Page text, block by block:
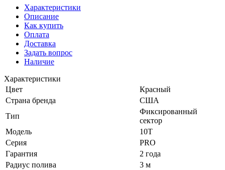
Характеристики
Описание
Как купить
Оплата
Доставка
Задать вопрос
Наличие
Характеристики
Цвет
Красный
Страна бренда
США
Тип
Фиксированный
сектор
Модель
10T
Серия
PRO
Гарантия
2 года
Радиус полива
3 м